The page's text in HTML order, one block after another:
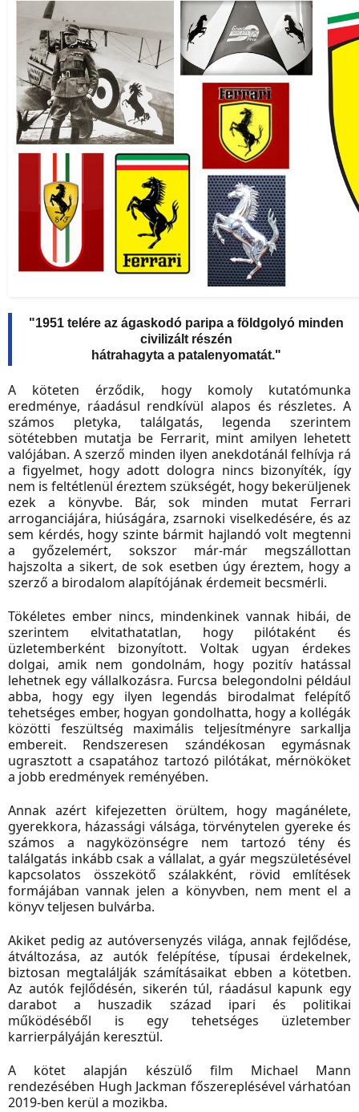
"1951 telére az ágaskodó paripa a földgolyó minden
civilizált részén
hátrahagyta a patalenyomatát."
A köteten érződik, hogy komoly kutatómunka
eredménye, ráadásul rendkívül alapos és részletes. A
számos pletyka, találgatás, legenda szerintem
sötétebben mutatja be Ferrarit, mint amilyen lehetett
valójában. A szerző minden ilyen anekdotánál felhívja rá
a figyelmet, hogy adott dologra nincs bizonyíték, így
nem is feltétlenül éreztem szükségét, hogy bekerüljenek
ezek a könyvbe. Bár, sok minden mutat Ferrari
arroganciájára, hiúságára, zsarnoki viselkedésére, és az
sem kérdés, hogy szinte bármit hajlandó volt megtenni
a győzelemért, sokszor már-már megszállottan
hajszolta a sikert, desok esetben úgy éreztem, hogy a
szerző a birodalom alapítójának érdemeit becsmérli.
Tökéletes ember nincs, mindenkinek vannak hibái, de
szerintem elvitathatatlan, hogy pilótaként és
üzletemberként bizonyított. Voltak ugyan érdekes
dolgai, amik nem gondolnám, hogy pozitív hatással
lehetnek egy vállalkozásra. Furcsa belegondolni például
abba, hogy egy ilyen legendás birodalmat felépítő
tehetséges ember, hogyan gondolhatta, hogy a kollégák
közötti feszültség maximális teljesítményre sarkallja
embereit. Rendszeresen szándékosan egymásnak
ugrasztott a csapatához tartozó pilótákat, mérnököket
a jobb eredmények reményében.
Annak azért kifejezetten örültem, hogy magánélete,
gyerekkora, házassági válsága, törvénytelen gyereke és
számos a nagyközönségre nem tartozó tény és
találgatás inkább csak a vállalat, a gyár megszületésével
kapcsolatos összekötő szálakként, rövid említések
formájában vannak jelen a könyvben, nem ment el a
könyv teljesen bulvárba.
Akiket pedig az autóversenyzés világa, annak fejlődése,
átváltozása, az autók felépítése, típusai érdekelnek,
biztosan megtalálják számításaikat ebben a kötetben.
Az autók fejlődésén, sikerén túl, ráadásul kapunk egy
darabot a huszadik század ipari és politikai
működéséből is egy tehetséges üzletember
karrierpályáján keresztül.
A kötet alapján készülő film Michael Mann
rendezésében Hugh Jackman főszereplésével várhatóan
2019-ben kerül a mozikba.